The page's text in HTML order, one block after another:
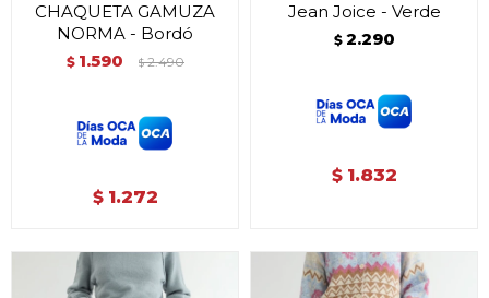
CHAQUETA GAMUZA
NORMA - Bordó
$ 1.590 $ 2.490
$ 1.272
Jean Joice - Verde
$ 2.290
$ 1.832